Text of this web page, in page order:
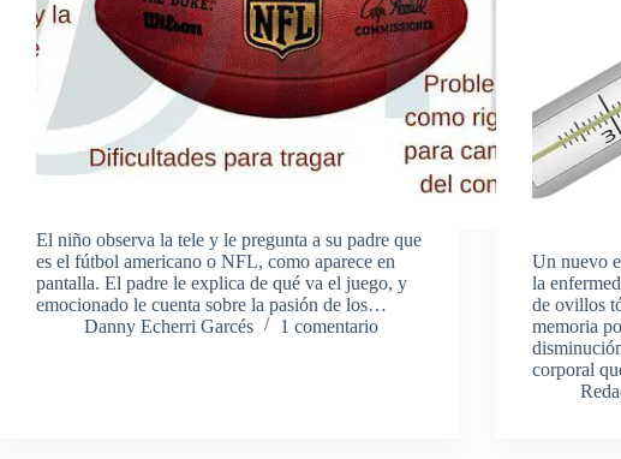
El niño observa la tele y le pregunta a su padre que
es el fútbol americano o NFL, como aparece en
pantalla. El padre le explica de qué va el juego, y
emocionado le cuenta sobre la pasión de los…
Danny Echerri Garcés
1 comentario
Un nuevo
la
de ovillos
memoria
corporal